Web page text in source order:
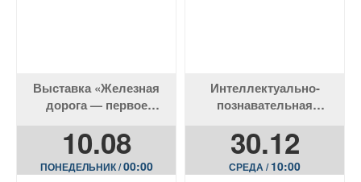
Выставка «Железная
дорога — первое
предприятие города
Белово»
Интеллектуально-
познавательная
«Путешествие
в неизведанное:
Кузбасс»
10.08
ПОНЕДЕЛЬНИК /00:00
30.12
СРЕДА /10:00